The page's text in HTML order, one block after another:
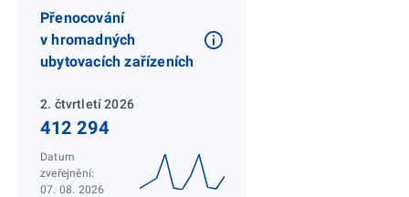
Přenocování
v hromadných
ubytovacích zařízeních
2. čtvrtletí 2026
412 294
Datum
zveřejnění:
07. 08. 2026